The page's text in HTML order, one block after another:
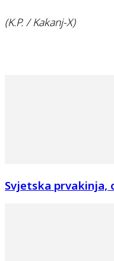
(K.P. / Kakanj-X)
Svjetska prvakinja,